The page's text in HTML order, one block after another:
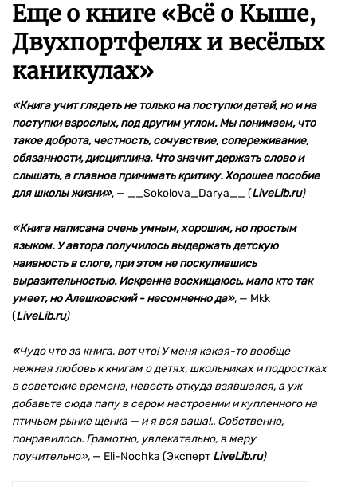
Еще о книге «Всё о Кыше,
Двухпортфелях и весёлых
каникулах»
«Книга учит глядеть не только на поступки детей, но и на
поступки взрослых, под другим углом. Мы понимаем, что
такое доброта, честность, сочувствие, сопереживание,
обязанности, дисциплина. Что значит держать слово и
слышать, а главное принимать критику. Хорошее пособие
для школы жизни», — __Sokolova_Darya__ (LiveLib.ru)
«Книга написана очень умным, хорошим, но простым
языком. У автора получилось выдержать детскую
наивность в слоге, при этом не поскупившись
выразительностью. Искренне восхищаюсь, мало кто так
умеет, но Алешковский - несомненно да», — Mkk
(LiveLib.ru)
«Чудо что за книга, вот что! У меня какая-то вообще
нежная любовь к книгам о детях, школьниках и подростках
в советские времена, невесть откуда взявшаяся, а уж
добавьте сюда папу в сером настроении и купленного на
птичьем рынке щенка — и я вся ваша!.. Собственно,
понравилось. Грамотно, увлекательно, в меру
поучительно», — Eli-Nochka (Эксперт LiveLib.ru)